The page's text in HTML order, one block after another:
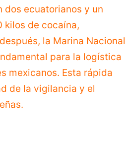
ecuatorianos y un
kilos de cocaína,
la Marina Nacional
para la logística
mexicanos. Esta rápida
de la vigilancia y el